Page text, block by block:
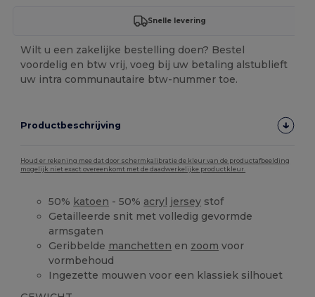
Snelle levering
Wilt u een zakelijke bestelling doen? Bestel
voordelig en btw vrij, voeg bij uw betaling alstublieft
uw intra communautaire btw-nummer toe.
Productbeschrijving
Houd er rekening mee dat door schermkalibratie de kleur van de productafbeelding
mogelijk niet exact overeenkomt met de daadwerkelijke productkleur.
50% katoen - 50% acryl jersey stof
Getailleerde snit met volledig gevormde
armsgaten
Geribbelde manchetten en zoom voor
vormbehoud
Ingezette mouwen voor een klassiek silhouet